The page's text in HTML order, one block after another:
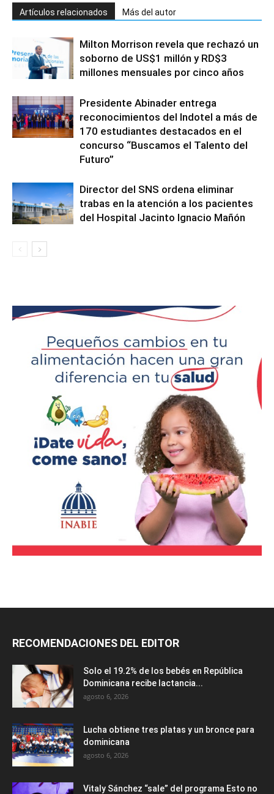
Artículos relacionados Más del autor
Milton Morrison revela que rechazó un
soborno de US$1 millón y RD$3
millones mensuales por cinco años
Presidente Abinader entrega
reconocimientos del Indotel a más de
170 estudiantes destacados en el
concurso “Buscamos el Talento del
Futuro”
Director del SNS ordena eliminar
trabas en la atención a los pacientes
del Hospital Jacinto Ignacio Mañón
RECOMENDACIONES DEL EDITOR
Solo el 19.2% de los bebés en República
Dominicana recibe lactancia...
agosto 6, 2026
Lucha obtiene tres platas y un bronce para
dominicana
agosto 6, 2026
Vitaly Sánchez “sale” del programa Esto no